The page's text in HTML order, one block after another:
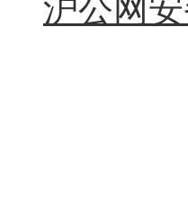
沪公网安